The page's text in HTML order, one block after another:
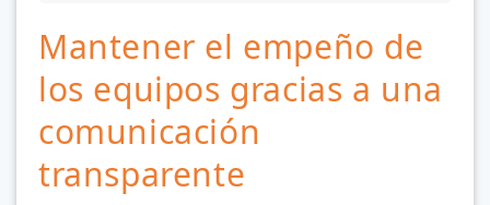
Mantener el empeño de
los equipos gracias a una
comunicación
transparente